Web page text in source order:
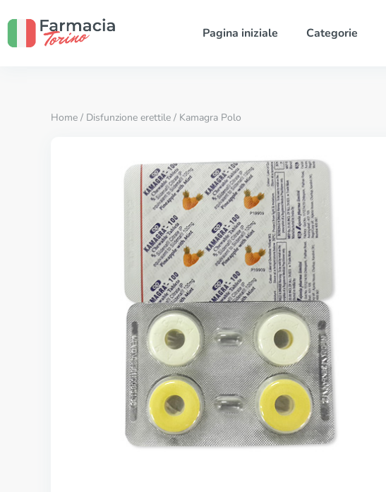
Pagina iniziale Categorie
Home / Disfunzione erettile / Kamagra Polo